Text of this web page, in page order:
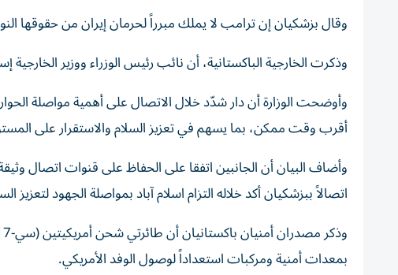
وقال بزشكيان إن ترامب لا يملك مبرراً لحرمان إيران من حقوقها
وذكرت الخارجية الباكستانية، أن نائب رئيس الوزراء ووزير الخارجية
وأوضحت الوزارة أن دار شدّد خلال الاتصال على أهمية مواصلة
أقرب وقت ممكن، بما يسهم في تعزيز السلام والاستقرار على
وأضاف البيان أن الجانبين اتفقا على الحفاظ على قنوات اتصال
اتصالاً ببزشكيان أكد خلاله التزام اسلام آباد بمواصلة الجهود لتعزيز
بمعدات أمنية ومركبات استعداداً لوصول الوفد الأمريكي.